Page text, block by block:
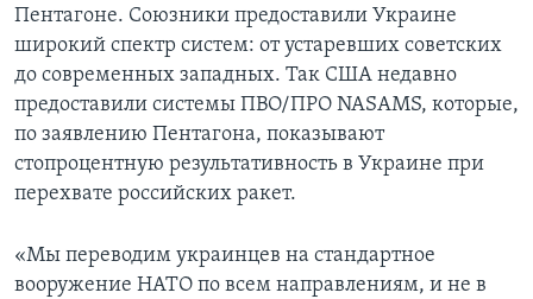
Пентагоне. Союзники предоставили Украине
широкий спектр систем: от устаревших советских
до современных западных. Так США недавно
предоставили системы ПВО/ПРО NASAMS, которые,
по заявлению Пентагона, показывают
стопроцентную результативность в Украине при
перехвате российских ракет.
«Мы переводим украинцев на стандартное
вооружение НАТО по всем направлениям, и не в